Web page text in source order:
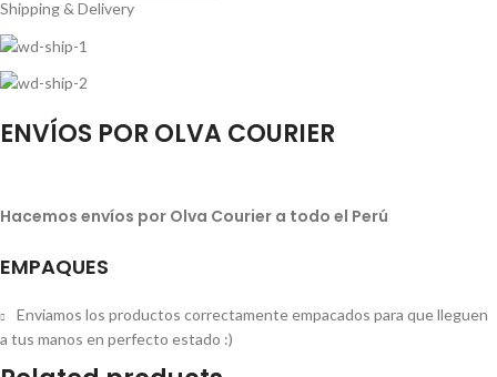
Shipping & Delivery
ENVÍOS POR OLVA COURIER
Hacemos envíos por Olva Courier a todo el Perú
EMPAQUES
Enviamos los productos correctamente empacados para que lleguen
a tus manos en perfecto estado :)